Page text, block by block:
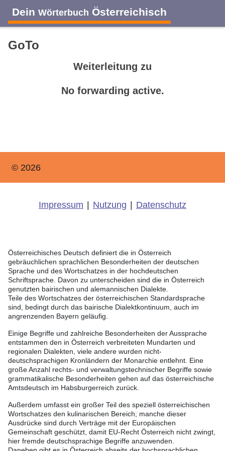
Dein Wörterbuch Österreichisch
GoTo
Weiterleitung zu
No forwarding active.
© 2026
Impressum Nutzung Datenschutz
Österreichisches Deutsch definiert die in Österreich
gebräuchlichen sprachlichen Besonderheiten der deutschen
Sprache und des Wortschatzes in der hochdeutschen
Schriftsprache. Davon zu unterscheiden sind die in Österreich
genutzten bairischen und alemannischen Dialekte.
Teile des Wortschatzes der österreichischen Standardsprache
sind, bedingt durch das bairische Dialektkontinuum, auch im
angrenzenden Bayern geläufig.
Einige Begriffe und zahlreiche Besonderheiten der Aussprache
entstammen den in Österreich verbreiteten Mundarten und
regionalen Dialekten, viele andere wurden nicht-
deutschsprachigen Kronländern der Monarchie entlehnt. Eine
große Anzahl rechts- und verwaltungstechnischer Begriffe sowie
grammatikalische Besonderheiten gehen auf das österreichische
Amtsdeutsch im Habsburgerreich zurück.
Außerdem umfasst ein großer Teil des speziell österreichischen
Wortschatzes den kulinarischen Bereich; manche dieser
Ausdrücke sind durch Verträge mit der Europäischen
Gemeinschaft geschützt, damit EU-Recht Österreich nicht zwingt,
hier fremde deutschsprachige Begriffe anzuwenden.